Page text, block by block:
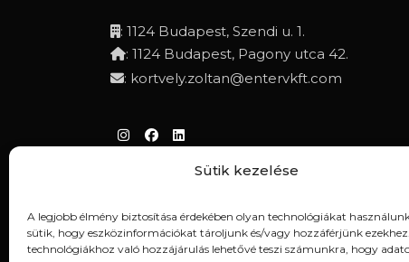
Sütik kezelése
A legjobb élmény biztosítása érdekében olyan technológiákat
sütik, hogy eszközinformációkat tároljunk és/vagy hozzáférjünk
technológiákhoz való hozzájárulás lehetővé teszi számunkra, hogy
: 1124 Budapest, Szendi u. 1.
: 1124 Budapest, Pagony utca 42.
: kortvely.zoltan@entervkft.com